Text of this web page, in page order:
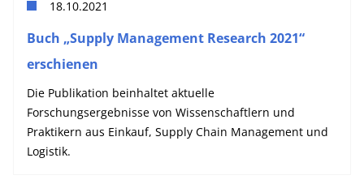
18.10.2021
Buch „Supply Management Research 2021“
erschienen
Die Publikation beinhaltet aktuelle
Forschungsergebnisse von Wissenschaftlern und
Praktikern aus Einkauf, Supply Chain Management und
Logistik.